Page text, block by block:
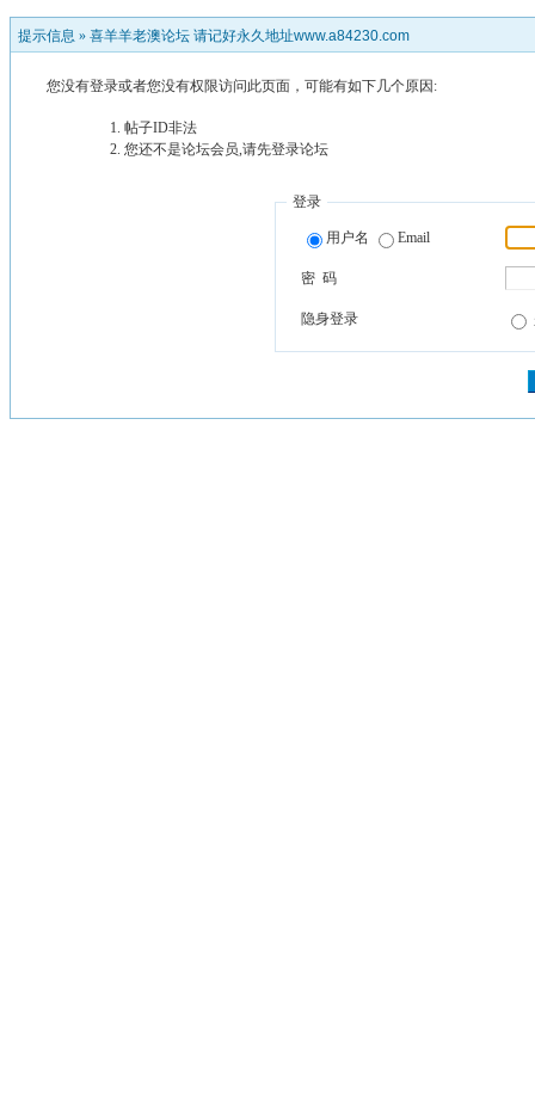
提示信息 » 喜羊羊老澳论坛 请记好永久地址www.a84230.com
您没有登录或者您没有权限访问此页面，可能有如下几个原因:
帖子ID非法
您还不是论坛会员,请先登录论坛
登录
用户名 Email
密 码
隐身登录